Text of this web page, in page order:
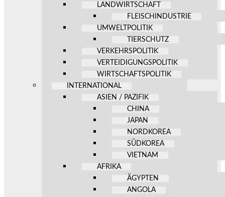
LANDWIRTSCHAFT
FLEISCHINDUSTRIE
UMWELTPOLITIK
TIERSCHUTZ
VERKEHRSPOLITIK
VERTEIDIGUNGSPOLITIK
WIRTSCHAFTSPOLITIK
INTERNATIONAL
ASIEN / PAZIFIK
CHINA
JAPAN
NORDKOREA
SÜDKOREA
VIETNAM
AFRIKA
ÄGYPTEN
ANGOLA